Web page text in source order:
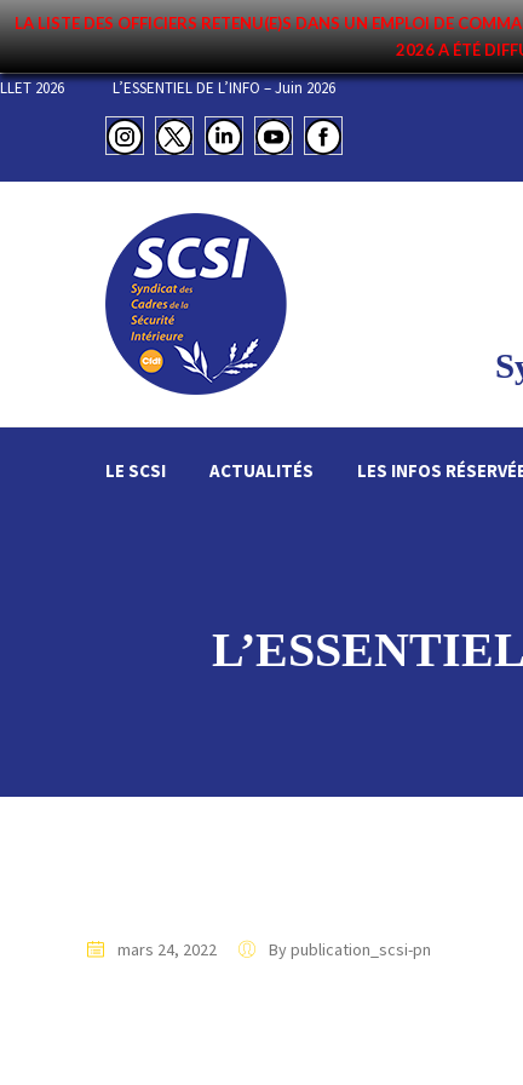
LA LISTE DES OFFICIERS RETENU(E)S DANS UN EMPLOI DE
2026 A ÉTÉ
DE COMMANDEMENT DU 3 JUILLET 2026 L’ESSENTIEL DE L’INFO – Juin
LE SCSI ACTUALITÉS LES INFOS
mars 24, 2022 By publication_scsi-pn